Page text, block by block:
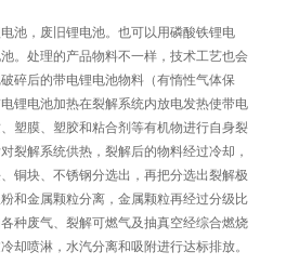
池，废旧锂电池。也可以用磷酸铁锂电
。处理的产品物料不一样，技术工艺也会
碎后的带电锂电池物料（有惰性气体保
锂电池加热在裂解系统内放电发热使带电
塑膜、塑胶和粘合剂等有机物进行自身裂
裂解系统供热，裂解后的物料经过冷却，
铜块、不锈钢分选出，再把分选出裂解极
和金属颗粒分离，金属颗粒再经过分级比
种废气、裂解可燃气及抽真空经综合燃烧
却喷淋，水汽分离和吸附进行达标排放。